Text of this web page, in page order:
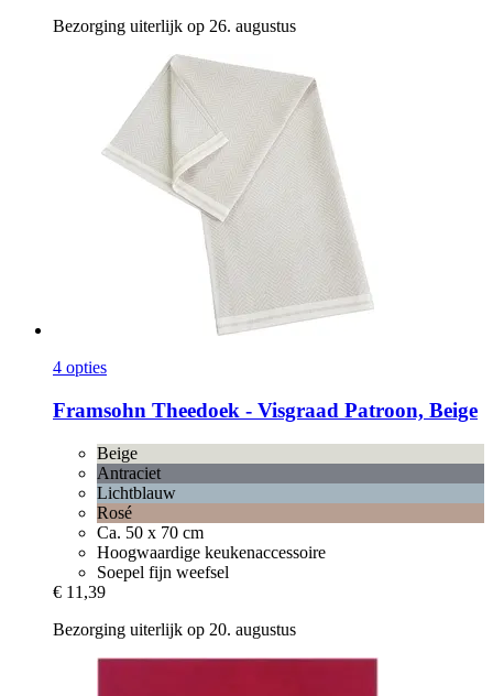
Bezorging uiterlijk op 26. augustus
4 opties
Framsohn Theedoek -​ Visgraad Patroon, Beige
Beige
Antraciet
Lichtblauw
Rosé
Ca. 50 x 70 cm
Hoogwaardige keukenaccessoire
Soepel fijn weefsel
€ 11,39
Bezorging uiterlijk op 20. augustus